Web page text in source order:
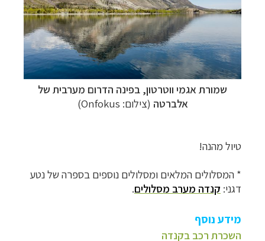
שמורת אגמי ווטרטון, בפינה הדרום מערבית של
אלברטה (צילום: Onfokus)
טיול מהנה!
* המסלולים המלאים ומסלולים נוספים בספרה של נטע
דגני: קנדה מערב מסלולים.
מידע נוסף
השכרת רכב בקנדה